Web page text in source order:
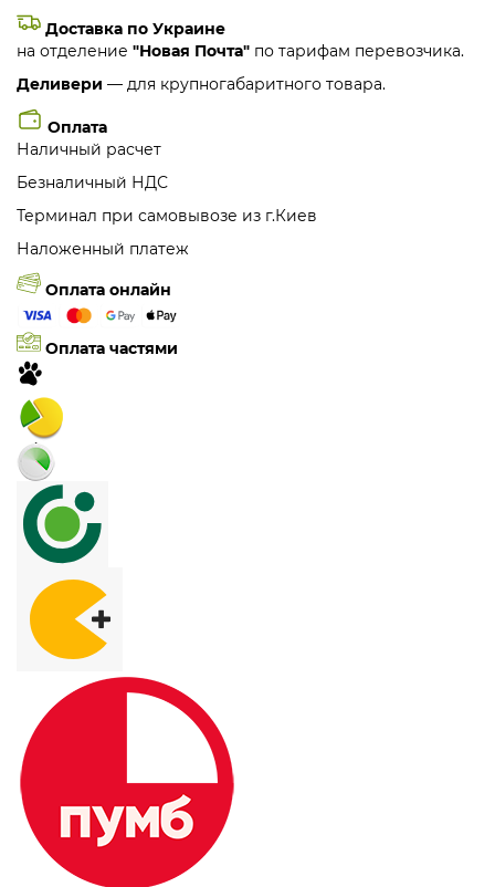
Доставка по Украине
на отделение "Новая Почта" по тарифам перевозчика.
Деливери — для крупногабаритного товара.
Оплата
Наличный расчет
Безналичный НДС
Терминал при самовывозе из г.Киев
Наложенный платеж
Оплата онлайн
Оплата частями